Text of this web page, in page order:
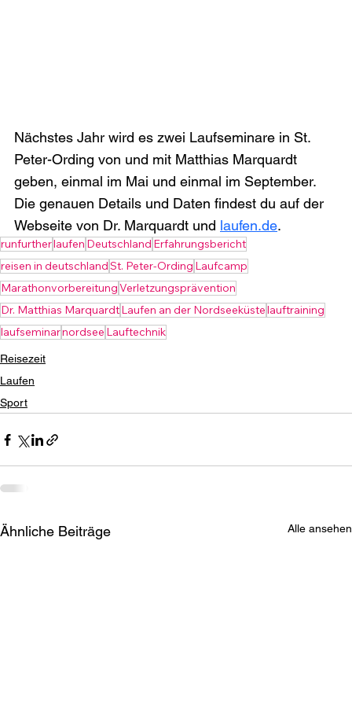
Nächstes Jahr wird es zwei Laufseminare in St.
Peter-Ording von und mit Matthias Marquardt
geben, einmal im Mai und einmal im September.
Die genauen Details und Daten findest du auf der
Webseite von Dr. Marquardt und laufen.de.
runfurtherlaufen Deutschland Erfahrungsbericht
reisen in deutschlandSt. Peter-Ording Laufcamp
MarathonvorbereitungVerletzungsprävention
Dr. Matthias MarquardtLaufen an der Nordseeküstelauftraining
laufseminarnordsee Lauftechnik
Reisezeit
Laufen
Sport
Ähnliche Beiträge Alle ansehen